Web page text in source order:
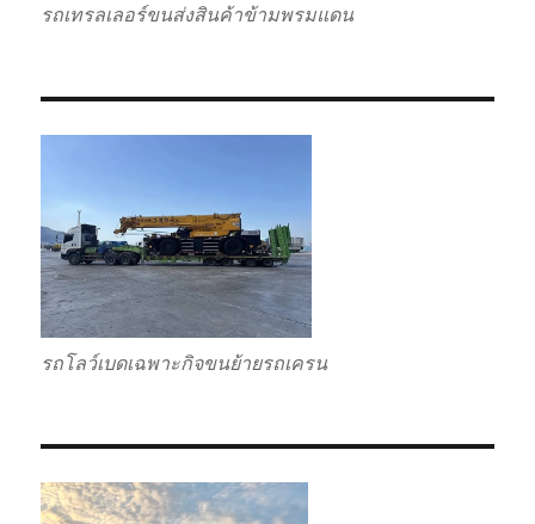
รถเทรลเลอร์ขนส่งสินค้าข้ามพรมแดน
รถโลว์เบดเฉพาะกิจขนย้ายรถเครน